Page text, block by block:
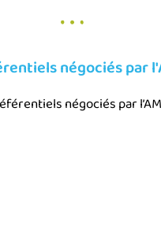
négociés par
négociés par